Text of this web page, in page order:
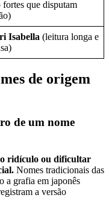
fortes que disputam
Isabella (leitura longa e
de origem
de um nome
ridículo ou dificultar
Nomes tradicionais das
a grafia em japonês
a versão